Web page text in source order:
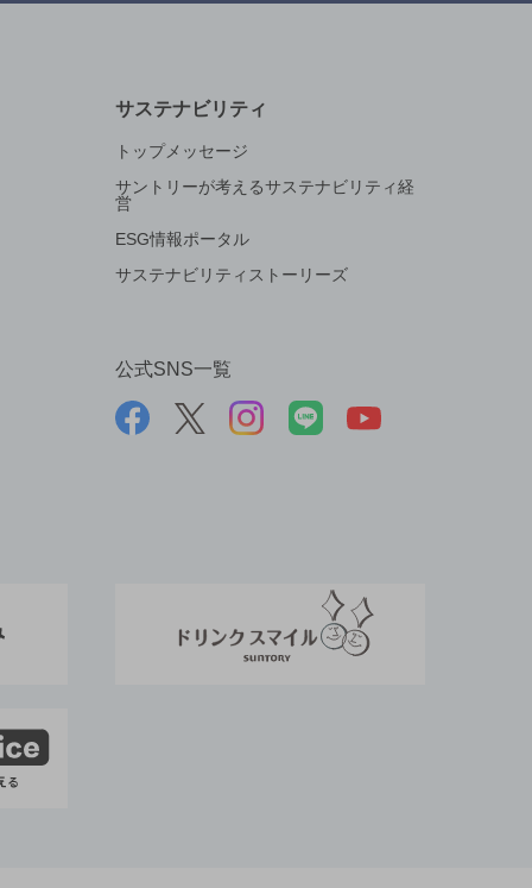
サステナビリティ
トップメッセージ
サントリーが考えるサステナビリティ経
営
ESG情報ポータル
サステナビリティストーリーズ
公式SNS一覧